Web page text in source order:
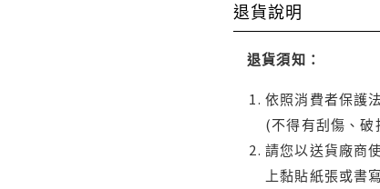
退貨說明
退貨須知：
依照消費者保護
(不得有刮傷、破
請您以送貨廠商
上黏貼紙張或書